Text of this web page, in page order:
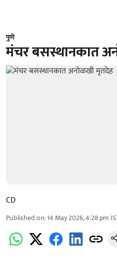
पुणे
मंचर बसस्थानकात
CD
Published on:14 May 2026, 4:28 pm